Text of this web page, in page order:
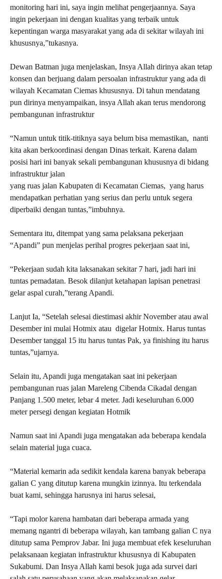
monitoring hari ini, saya ingin melihat pengerjaannya. Saya
ingin pekerjaan ini dengan kualitas yang terbaik untuk
kepentingan warga masyarakat yang ada di sekitar wilayah ini
khususnya,”tukasnya.
Dewan Batman juga menjelaskan, Insya Allah dirinya akan tetap
konsen dan berjuang dalam persoalan infrastruktur yang ada di
wilayah Kecamatan Ciemas khususnya. Di tahun mendatang
pun dirinya menyampaikan, insya Allah akan terus mendorong
pembangunan infrastruktur
“Namun untuk titik-titiknya saya belum bisa memastikan, nanti
kita akan berkoordinasi dengan Dinas terkait. Karena dalam
posisi hari ini banyak sekali pembangunan khususnya di bidang
infrastruktur jalan
yang ruas jalan Kabupaten di Kecamatan Ciemas, yang harus
mendapatkan perhatian yang serius dan perlu untuk segera
diperbaiki dengan tuntas,”imbuhnya.
Sementara itu, ditempat yang sama pelaksana pekerjaan
“Apandi” pun menjelas perihal progres pekerjaan saat ini,
“Pekerjaan sudah kita laksanakan sekitar 7 hari, jadi hari ini
tuntas pemadatan. Besok dilanjut ketahapan lapisan penetrasi
gelar aspal curah,”terang Apandi.
Lanjut Ia, “Setelah selesai diestimasi akhir November atau awal
Desember ini mulai Hotmix atau digelar Hotmix. Harus tuntas
Desember tanggal 15 itu harus tuntas Pak, ya finishing itu harus
tuntas,”ujarnya.
Selain itu, Apandi juga mengatakan saat ini pekerjaan
pembangunan ruas jalan Mareleng Cibenda Cikadal dengan
Panjang 1.500 meter, lebar 4 meter. Jadi keseluruhan 6.000
meter persegi dengan kegiatan Hotmik
Namun saat ini Apandi juga mengatakan ada beberapa kendala
selain material juga cuaca.
“Material kemarin ada sedikit kendala karena banyak beberapa
galian C yang ditutup karena mungkin izinnya. Itu terkendala
buat kami, sehingga harusnya ini harus selesai,
“Tapi molor karena hambatan dari beberapa armada yang
memang ngantri di beberapa wilayah, kan tambang galian C nya
ditutup sama Pemprov Jabar. Ini juga membuat efek keseluruhan
pelaksanaan kegiatan infrastruktur khususnya di Kabupaten
Sukabumi. Dan Insya Allah kami besok juga ada survei dari